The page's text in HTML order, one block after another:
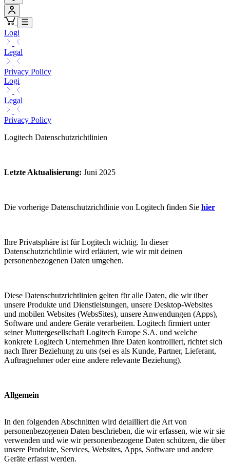
Logi
Legal
Privacy Policy
Logi
Legal
Privacy Policy
Logitech Datenschutzrichtlinien
Letzte Aktualisierung: Juni 2025
Die vorherige Datenschutzrichtlinie von Logitech finden Sie hier
Ihre Privatsphäre ist für Logitech wichtig. In dieser
Datenschutzrichtlinie wird erläutert, wie wir mit deinen
personenbezogenen Daten umgehen.
Diese Datenschutzrichtlinien gelten für alle Daten, die wir über
unsere Produkte und Dienstleistungen, unsere Desktop-Websites
und mobilen Websites (WebsSites), unsere Anwendungen (Apps),
Software und andere Geräte verarbeiten. Logitech firmiert unter
seiner Muttergesellschaft Logitech Europe S.A. und welche
konkrete Logitech Unternehmen Ihre Daten kontrolliert, richtet sich
nach Ihrer Beziehung zu uns (sei es als Kunde, Partner, Lieferant,
Auftragnehmer oder eine andere relevante Beziehung).
Allgemein
In den folgenden Abschnitten wird detailliert die Art von
personenbezogenen Daten beschrieben, die wir erfassen, wie wir sie
verwenden und wie wir personenbezogene Daten schützen, die über
unsere Produkte, Services, Websites, Apps, Software und andere
Geräte erfasst werden.